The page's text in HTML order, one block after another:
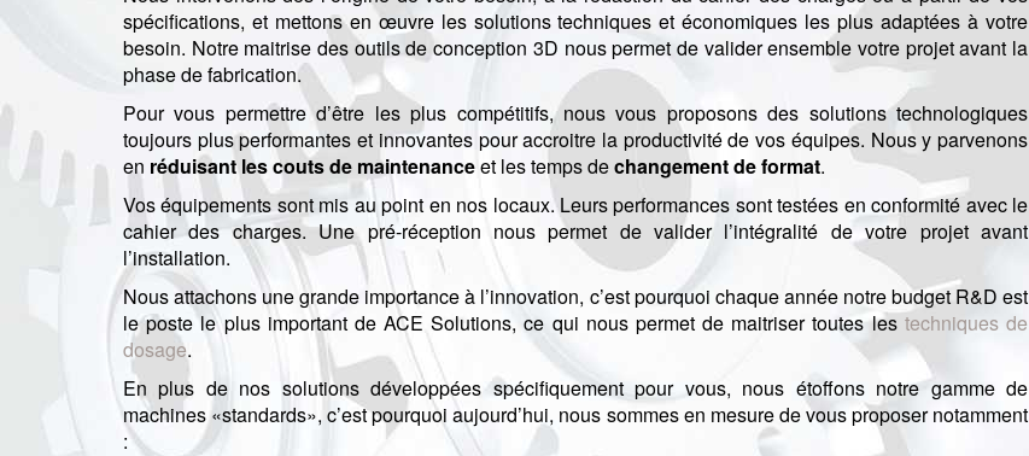
spécifications, et mettons en œuvre les solutions techniques et économiques les plus adaptées à votre
besoin. Notre maitrise des outils de conception 3D nous permet de valider ensemble votre projet avant la
phase de fabrication.
Pour vous permettre d’être les plus compétitifs, nous vous proposons des solutions technologiques
toujours plus performantes et innovantes pour accroitre la productivité de vos équipes. Nous y parvenons
en réduisant les couts de maintenanceet les temps dechangement de format.
Vos équipements sont mis au point en nos locaux. Leurs performances sont testées en conformité avec le
cahier des charges. Une pré-réception nous permet de valider l’intégralité de votre projet avant
l’installation.
Nous attachons une grande importance à l’innovation, c’est pourquoi chaque année notre budget R&D est
le poste le plus important de ACE Solutions, ce qui nous permet de maitriser toutes les techniques de
dosage.
En plus de nos solutions développées spécifiquement pour vous, nous étoffons notre gamme de
machines «standards», c’est pourquoi aujourd’hui, nous sommes en mesure de vous proposer notamment
: